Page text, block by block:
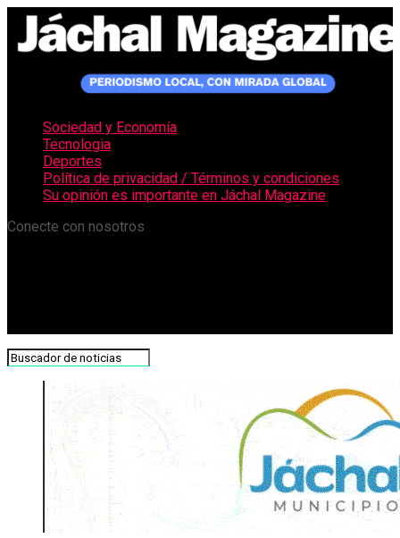
Sociedad y Economía
Tecnologia
Deportes
Política de privacidad / Términos y condiciones
Su opinión es importante en Jáchal Magazine
Conecte con nosotros